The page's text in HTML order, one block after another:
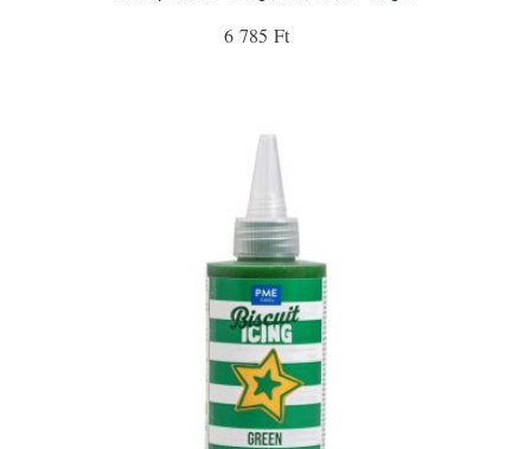
6 785 Ft